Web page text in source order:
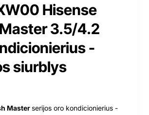
Hisense
3.5/4.2
-
siurblys
Master serijos oro kondicionierius -